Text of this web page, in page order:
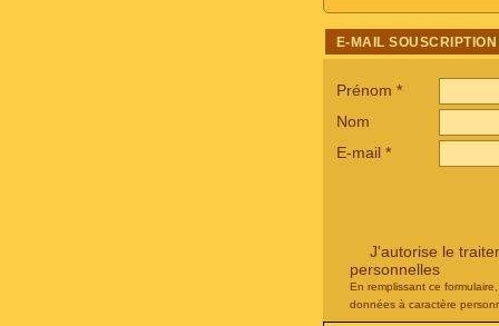
E-MAIL SOUSCRIPTION
Prénom *
Nom
E-mail *
J'autorise le
personnelles
En remplissant ce
données à caractère